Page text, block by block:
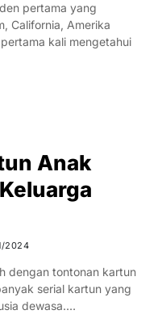
pertama yang
California, Amerika
kali mengetahui
Anak
2024
dengan tontonan kartun
serial kartun yang
dewasa.…